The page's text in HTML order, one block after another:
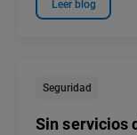
Leer blog
Seguridad
Sin servicios